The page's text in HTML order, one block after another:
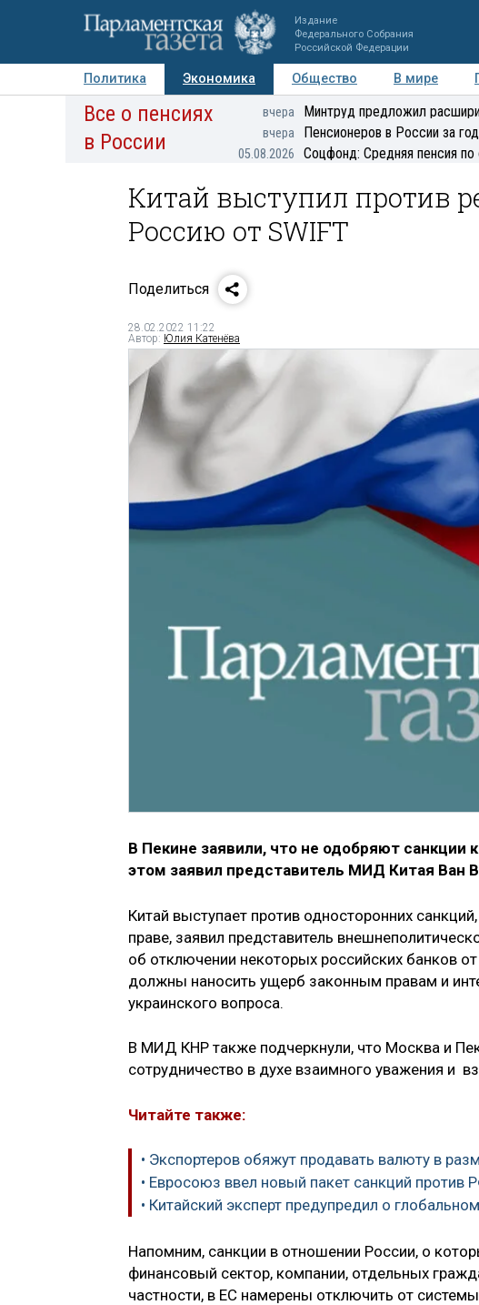
Издание
Федерального Собрания
Российской Федерации
Политика Экономика Общество В мире
Авторы Персоны Мнения Регионы
Все о пенсиях
в России
вчера Минтруд предложил
вчера Пенсионеров в России за
05.08.2026 Соцфонд: Средняя пенсия
Китай выступил против
Россию от SWIFT
Поделиться
28.02.2022 11:22
Автор: Юлия Катенёва
В Пекине заявили, что не одобряют санкции
этом заявил представитель МИД Китая Ван
Китай выступает против односторонних
праве, заявил представитель
об отключении некоторых российских банков
должны наносить ущерб законным правам и
украинского вопроса.
В МИД КНР также подчеркнули, что Москва и
сотрудничество в духе взаимного уважения и
Читайте также:
• Экспортеров обяжут продавать валюту в
• Евросоюз ввел новый пакет санкций против
• Китайский эксперт предупредил о
Напомним, санкции в отношении России, о
финансовый сектор, компании, отдельных
частности, в ЕС намерены отключить от